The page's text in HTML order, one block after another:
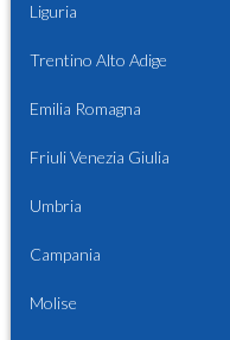
Liguria
Trentino Alto Adige
Emilia Romagna
Friuli Venezia Giulia
Umbria
Campania
Molise